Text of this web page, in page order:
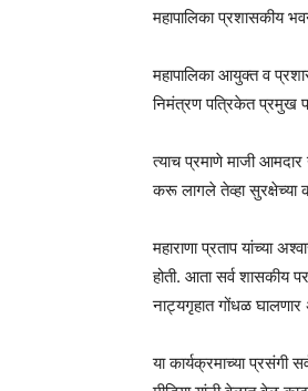
महापालिका प्रशासकीय
महापालिका आयुक्त व
निमंत्रण पत्रिकेत प्रमुख
त्याच प्रमाणे माजी
करू लागले तेव्हा सुरक्षेच्या
महाराणा प्रताप यांच्या
होती. आता सर्व शासकीय
नाट्यगृहात गोंधळ
या कार्यक्रमाच्या प्रसंगी